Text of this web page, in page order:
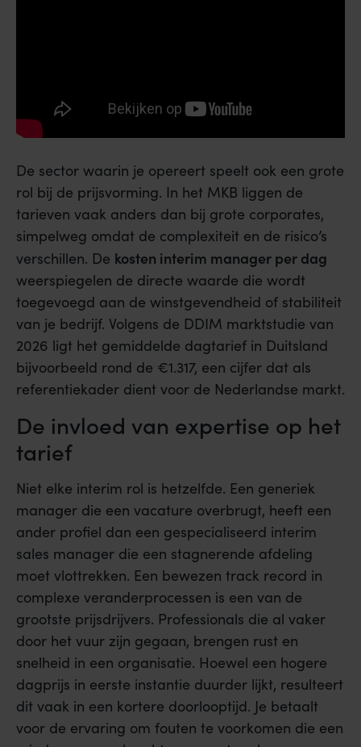
De sector waarin je opereert speelt ook een grote
rol bij de prijsvorming. In het MKB liggen de
tarieven vaak anders dan bij grote corporates,
simpelweg omdat de complexiteit en de risico’s
verschillen. De kosten interim manager per dag
weerspiegelen de directe waarde die wordt
toegevoegd aan de winstgevendheid of stabiliteit
van je bedrijf. Volgens de DDIM marktstudie van
2026 ligt het gemiddelde dagtarief in Duitsland
bijvoorbeeld rond de €1.317, een cijfer dat als
referentiekader dient voor de Nederlandse markt.
De invloed van expertise op het
tarief
Niet elke interim rol is hetzelfde. Een generiek
manager die een vacature overbrugt, heeft een
ander profiel dan een gespecialiseerd interim
sales manager die een stagnerende afdeling
moet vlottrekken. Een bewezen track record in
complexe veranderprocessen is een van de
grootste prijsdrijvers. Professionals die al vaker
door het vuur zijn gegaan, brengen rust en
snelheid in een organisatie. Hoewel een hogere
dagprijs in eerste instantie duurder lijkt, resulteert
dit vaak in een kortere doorlooptijd. Je betaalt
voor de ervaring om fouten te voorkomen die een